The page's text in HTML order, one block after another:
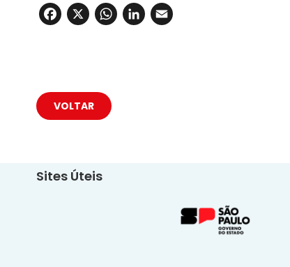
Facebook
X WhatsApp
LinkedIn
VOLTAR
Sites Úteis